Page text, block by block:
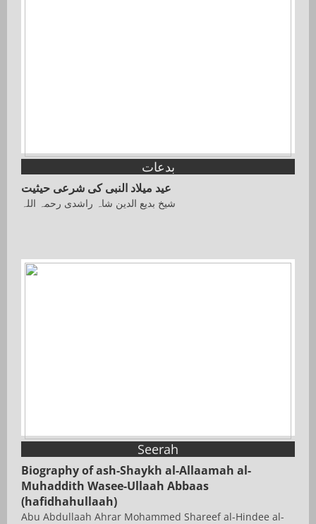
بدعات
عید میلاد النبی کی شرعی حیثیت
شیخ بدیع الدین شاہ راشدی رحمہ اللہ
Seerah
Biography of ash-Shaykh al-Allaamah al-
Muhaddith Wasee-Ullaah Abbaas
(hafidhahullaah)
Abu Abdullaah Ahrar Mohammed Shareef al-Hindee al-